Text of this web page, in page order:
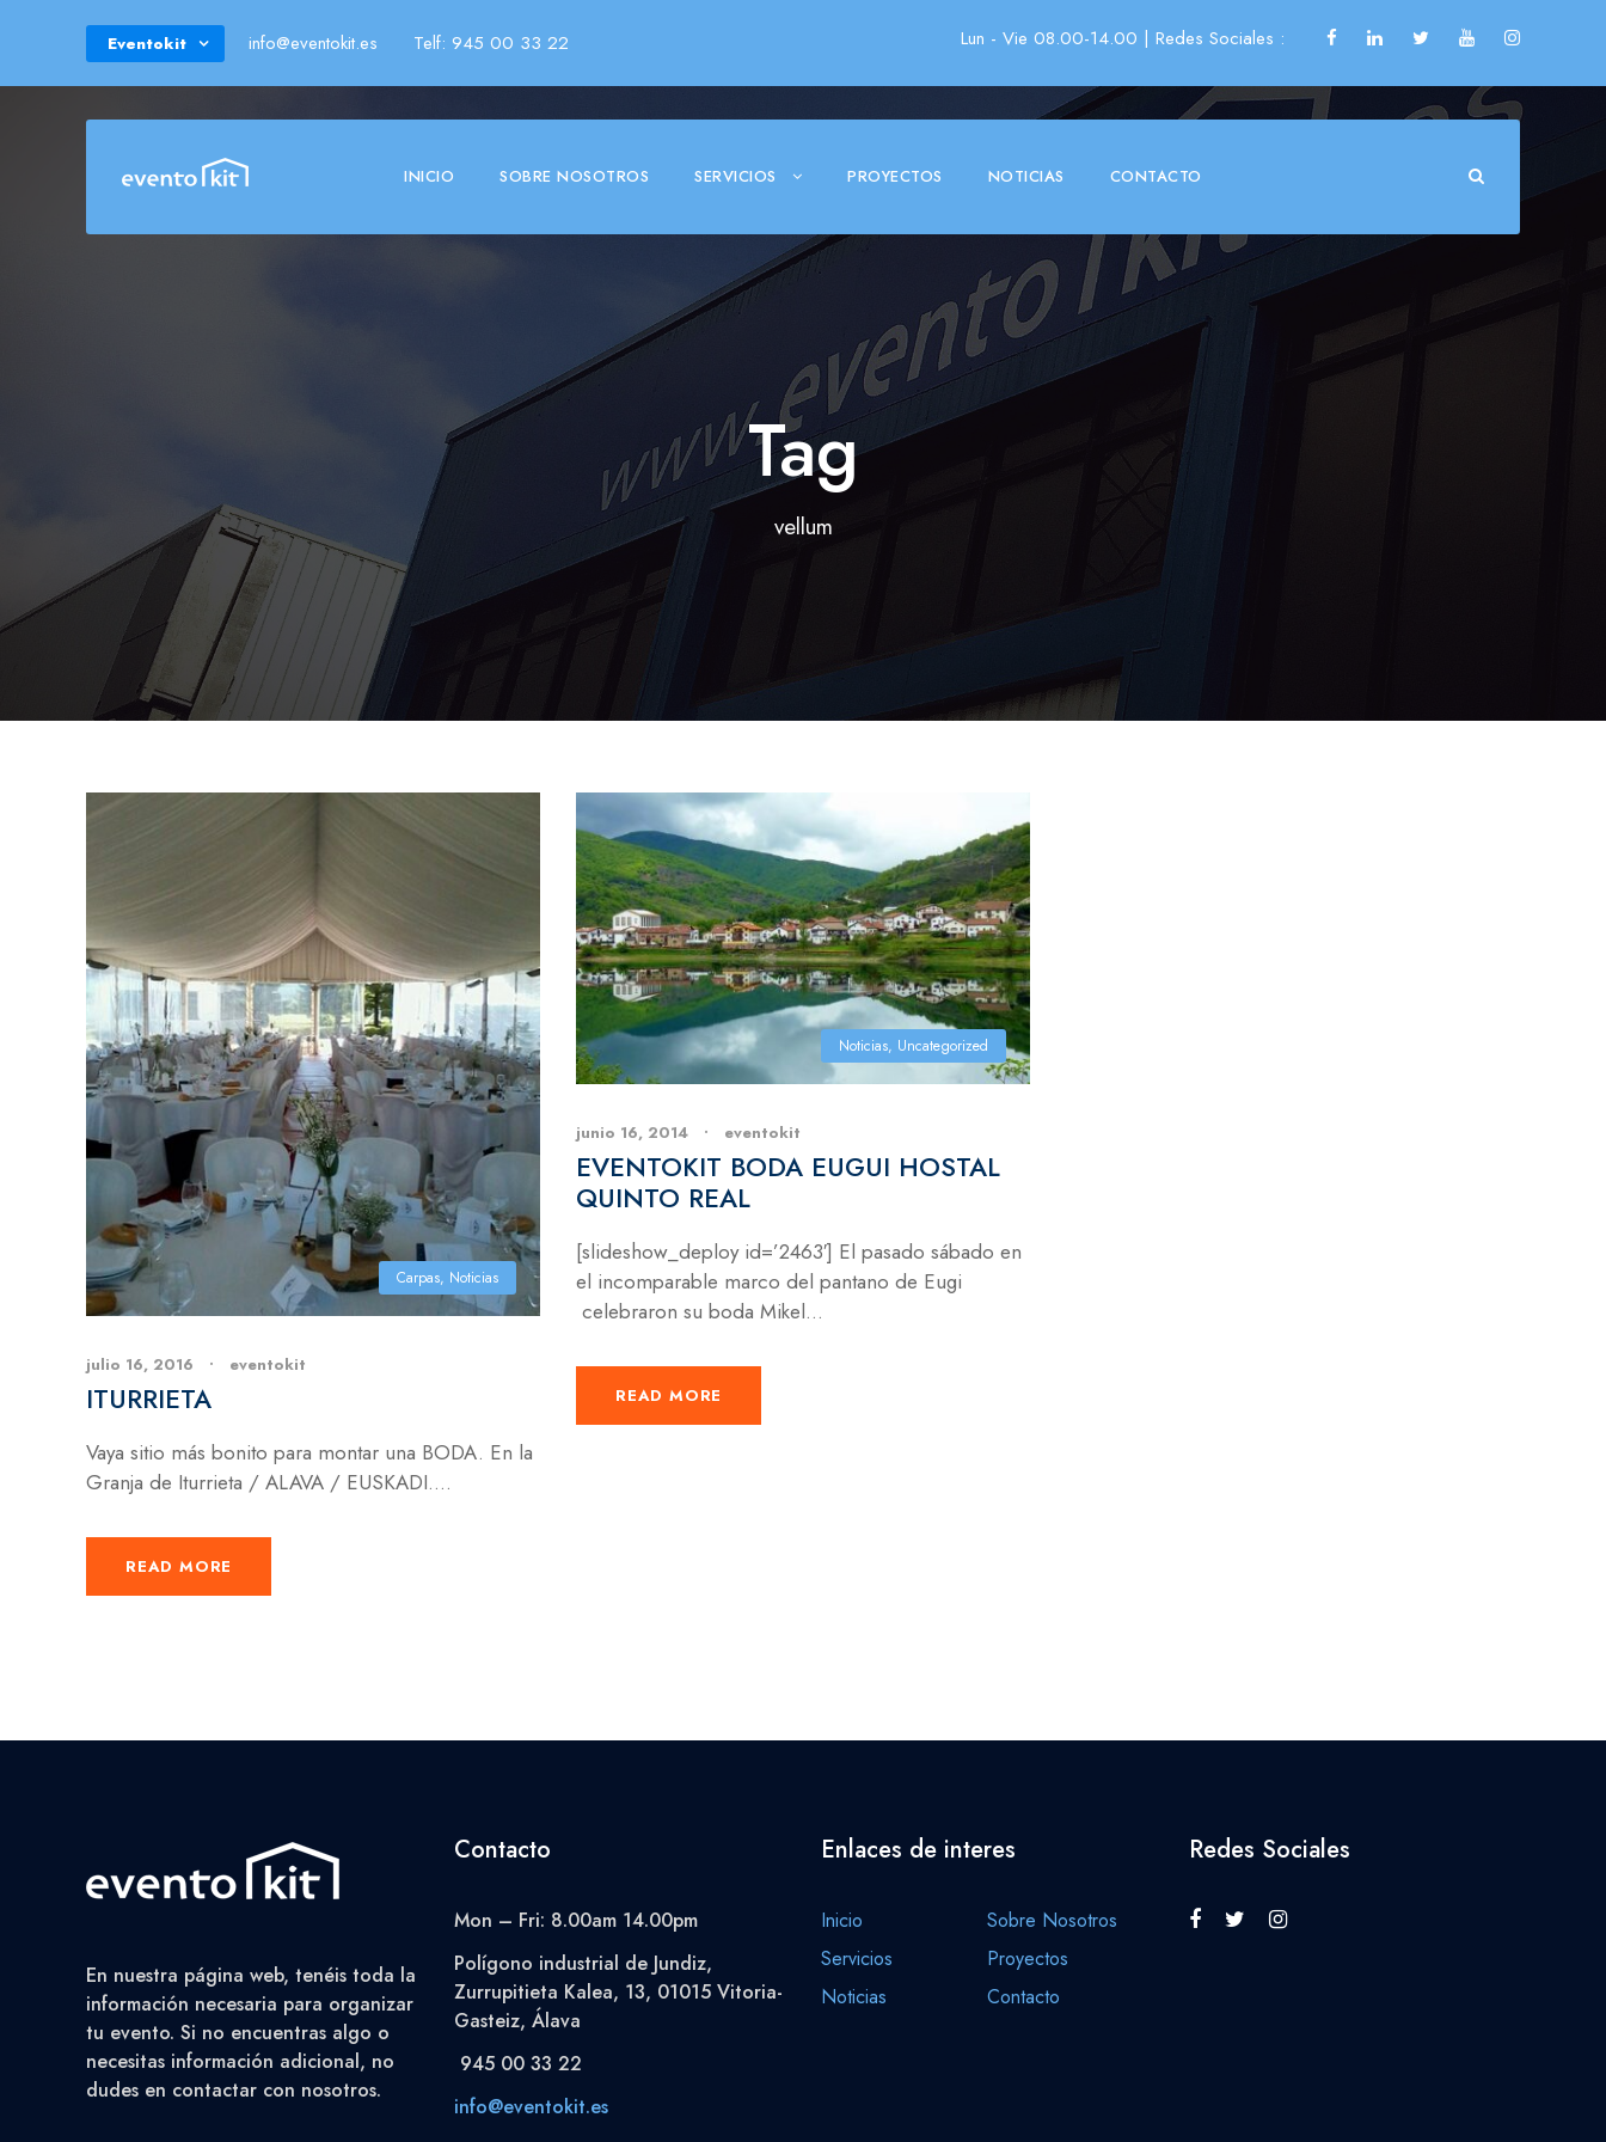
Eventokit info@eventokit.es Telf: 945 00 33 22 Lun - Vie 08.00-14.00 | Redes Sociales :
INICIO SOBRE NOSOTROS SERVICIOS PROYECTOS NOTICIAS CONTACTO
Tag
vellum
Carpas, Noticias
julio 16, 2016 • eventokit
ITURRIETA
Vaya sitio más bonito para montar una BODA. En la
Granja de Iturrieta / ALAVA / EUSKADI....
READ MORE
Noticias, Uncategorized
junio 16, 2014 • eventokit
EVENTOKIT BODA EUGUI HOSTAL
QUINTO REAL
[slideshow_deploy id=’2463′] El pasado sábado en
el incomparable marco del pantano de Eugi
celebraron su boda Mikel...
READ MORE
En nuestra página web, tenéis toda la
información necesaria para organizar
tu evento. Si no encuentras algo o
necesitas información adicional, no
dudes en contactar con nosotros.
Contacto
Mon – Fri: 8.00am 14.00pm
Polígono industrial de Jundiz,
Zurrupitieta Kalea, 13, 01015 Vitoria-
Gasteiz, Álava
945 00 33 22
info@eventokit.es
Enlaces de interes
Inicio
Sobre Nosotros
Servicios
Proyectos
Noticias
Contacto
Redes Sociales